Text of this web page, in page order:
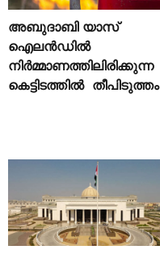
അബുദാബി യാസ്
ഐലൻഡിൽ
നിർമ്മാണത്തിലിരിക്കുന്ന
കെട്ടിടത്തിൽ തീപിടുത്തം